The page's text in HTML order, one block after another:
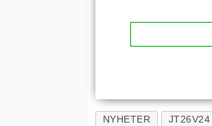
NYHETER JT26V24